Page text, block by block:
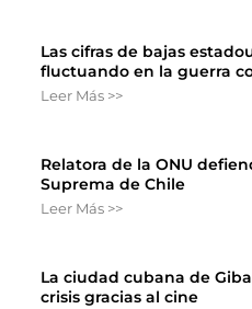
Las cifras de bajas
fluctuando en la guerra
Leer Más >>
Relatora de la ONU
Suprema de Chile
Leer Más >>
La ciudad cubana de
crisis gracias al cine